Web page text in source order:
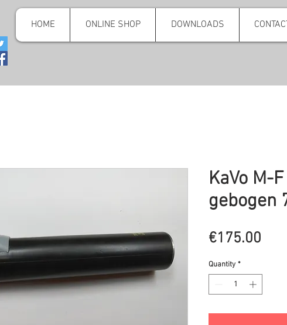
HOME ONLINE SHOP DOWNLOADS
KaVo M-
gebogen
€175.00
Quantity *